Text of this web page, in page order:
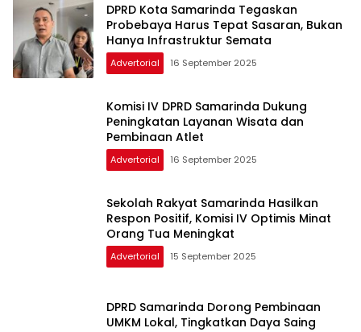
DPRD Kota Samarinda Tegaskan
Probebaya Harus Tepat Sasaran, Bukan
Hanya Infrastruktur Semata
Advertorial 16 September 2025
Komisi IV DPRD Samarinda Dukung
Peningkatan Layanan Wisata dan
Pembinaan Atlet
Advertorial 16 September 2025
Sekolah Rakyat Samarinda Hasilkan
Respon Positif, Komisi IV Optimis Minat
Orang Tua Meningkat
Advertorial 15 September 2025
DPRD Samarinda Dorong Pembinaan
UMKM Lokal, Tingkatkan Daya Saing